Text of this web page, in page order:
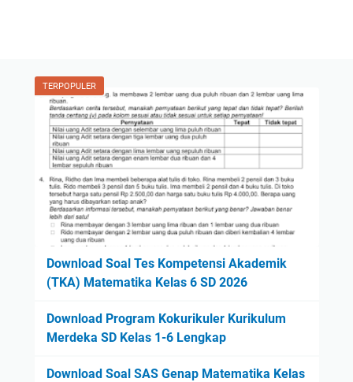
TERPOPULER
Download Soal Tes Kompetensi Akademik
(TKA) Matematika Kelas 6 SD 2026
Download Program Kokurikuler Kurikulum
Merdeka SD Kelas 1-6 Lengkap
Download Soal SAS Genap Matematika Kelas